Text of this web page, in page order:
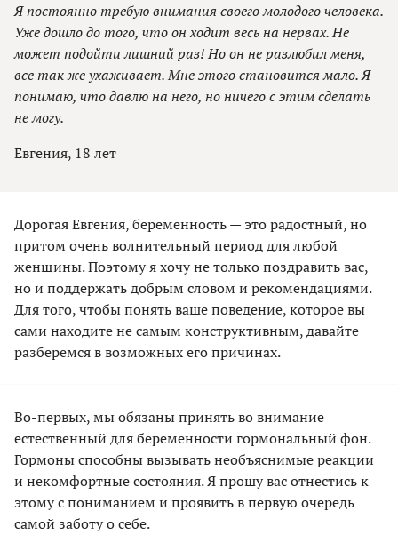
Я постоянно требую внимания своего молодого человека.
Уже дошло до того, что он ходит весь на нервах. Не
может подойти лишний раз! Но он не разлюбил меня,
все так же ухаживает. Мне этого становится мало. Я
понимаю, что давлю на него, но ничего с этим сделать
не могу.
Евгения, 18 лет
Дорогая Евгения, беременность — это радостный, но
притом очень волнительный период для любой
женщины. Поэтому я хочу не только поздравить вас,
но и поддержать добрым словом и рекомендациями.
Для того, чтобы понять ваше поведение, которое вы
сами находите не самым конструктивным, давайте
разберемся в возможных его причинах.
Во-первых, мы обязаны принять во внимание
естественный для беременности гормональный фон.
Гормоны способны вызывать необъяснимые реакции
и некомфортные состояния. Я прошу вас отнестись к
этому с пониманием и проявить в первую очередь
самой заботу о себе.